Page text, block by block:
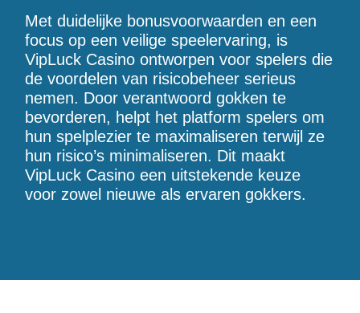
Met duidelijke bonusvoorwaarden en een
focus op een veilige speelervaring, is
VipLuck Casino ontworpen voor spelers die
de voordelen van risicobeheer serieus
nemen. Door verantwoord gokken te
bevorderen, helpt het platform spelers om
hun spelplezier te maximaliseren terwijl ze
hun risico’s minimaliseren. Dit maakt
VipLuck Casino een uitstekende keuze
voor zowel nieuwe als ervaren gokkers.